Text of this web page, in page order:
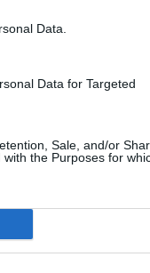
Data.
Data for Targeted
Sale, and/or
the Purposes for
mal durchzulüften.
verwendeten
länger und dann
und Fragen